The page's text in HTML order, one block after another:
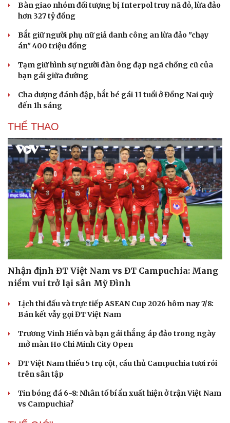
Sân khấu - Điện ảnh
Văn học
Âm nhạc
Di sản
Nghệ sĩ
Bàn giao nhóm đối tượng bị Interpol truy nã đỏ, lừa đảo
hơn 327 tỷ đồng
Bắt giữ người phụ nữ giả danh công an lừa đảo "chạy
án" 400 triệu đồng
Tạm giữ hình sự người đàn ông đạp ngã chồng cũ của
bạn gái giữa đường
Cha dượng đánh đập, bắt bé gái 11 tuổi ở Đồng Nai quỳ
đến 1h sáng
THỂ THAO
Nhận định ĐT Việt Nam vs ĐT Campuchia: Mang
niềm vui trở lại sân Mỹ Đình
Lịch thi đấu và trực tiếp ASEAN Cup 2026 hôm nay 7/8:
Bán kết vẫy gọi ĐT Việt Nam
Trương Vinh Hiển và bạn gái thắng áp đảo trong ngày
mở màn Ho Chi Minh City Open
ĐT Việt Nam thiếu 5 trụ cột, cầu thủ Campuchia tươi rói
trên sân tập
Tin bóng đá 6-8: Nhân tố bí ẩn xuất hiện ở trận Việt Nam
vs Campuchia?